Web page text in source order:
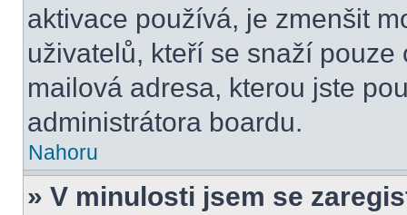
aktivace používá, je zmenšit
uživatelů, kteří se snaží
mailová adresa, kterou jste
administrátora boardu.
Nahoru
» V minulosti jsem se